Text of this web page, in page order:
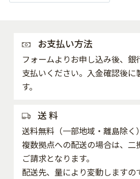
お支払い方法
フォームよりお申し込み後、銀
支払いください。入金確認後に
す。
送 料
送料無料（一部地域・離島除く
複数拠点への配送の場合は、二
ご請求となります。
配送先、量により変動しますの